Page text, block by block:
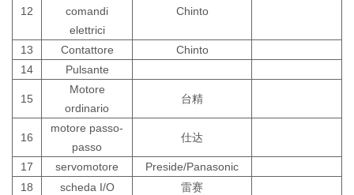
12
comandi
elettrici
Chinto
13 Contattore
Chinto
14
Pulsante
15
Motore
ordinario
台精
16
motore passo-
passo
仕达
17 servomotore
Preside/Panasonic
18
scheda I/O 雷赛